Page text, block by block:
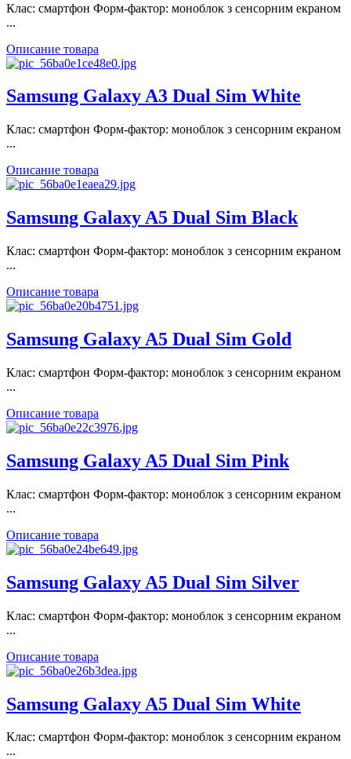
Клас: смартфон Форм-фактор: моноблок з сенсорним екраном
...
Описание товара
Samsung Galaxy A3 Dual Sim White
Клас: смартфон Форм-фактор: моноблок з сенсорним екраном
...
Описание товара
Samsung Galaxy A5 Dual Sim Black
Клас: смартфон Форм-фактор: моноблок з сенсорним екраном
...
Описание товара
Samsung Galaxy A5 Dual Sim Gold
Клас: смартфон Форм-фактор: моноблок з сенсорним екраном
...
Описание товара
Samsung Galaxy A5 Dual Sim Pink
Клас: смартфон Форм-фактор: моноблок з сенсорним екраном
...
Описание товара
Samsung Galaxy A5 Dual Sim Silver
Клас: смартфон Форм-фактор: моноблок з сенсорним екраном
...
Описание товара
Samsung Galaxy A5 Dual Sim White
Клас: смартфон Форм-фактор: моноблок з сенсорним екраном
...